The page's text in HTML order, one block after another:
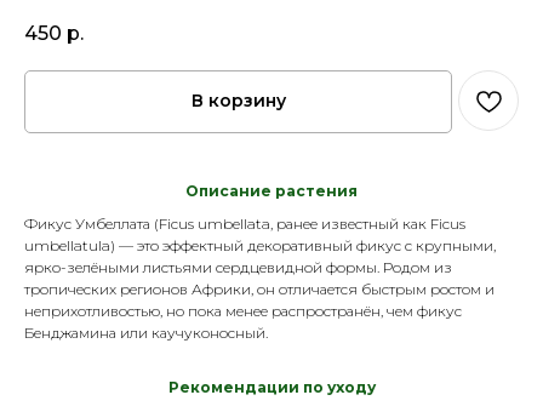
450 р.
В корзину
Описание растения
Фикус Умбеллата (Ficus umbellata , ранее известный как Ficus
umbellatula) — это эффектный декоративный фикус с крупными,
ярко-зелёными листьями сердцевидной формы. Родом из
тропических регионов Африки, он отличается быстрым ростом и
неприхотливостью, но пока менее распространён, чем фикус
Бенджамина или каучуконосный.
Рекомендации по уходу